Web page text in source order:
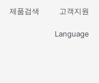
제품검색 고객지원
Language